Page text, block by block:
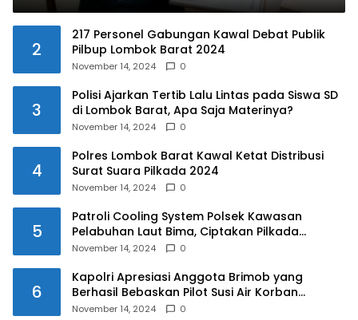
2
217 Personel Gabungan Kawal Debat Publik
Pilbup Lombok Barat 2024
November 14, 2024 0
3
Polisi Ajarkan Tertib Lalu Lintas pada Siswa SD
di Lombok Barat, Apa Saja Materinya?
November 14, 2024 0
4
Polres Lombok Barat Kawal Ketat Distribusi
Surat Suara Pilkada 2024
November 14, 2024 0
5
Patroli Cooling System Polsek Kawasan
Pelabuhan Laut Bima, Ciptakan Pilkada
Serentak 2024 yang Aman dan Damai
November 14, 2024 0
6
Kapolri Apresiasi Anggota Brimob yang
Berhasil Bebaskan Pilot Susi Air Korban
Penyanderaan KKB
November 14, 2024 0